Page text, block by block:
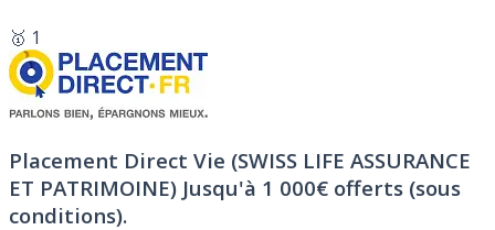
🥇 1
Placement Direct Vie (SWISS LIFE ASSURANCE
ET PATRIMOINE) Jusqu'à 1 000€ offerts (sous
conditions).